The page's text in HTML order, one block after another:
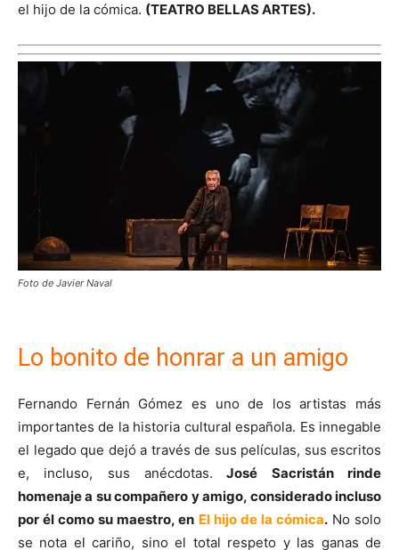
el hijo de la cómica. (TEATRO BELLAS ARTES).
Foto de Javier Naval
Lo bonito de honrar a un amigo
Fernando Fernán Gómez es uno de los artistas más
importantes de la historia cultural española. Es innegable
el legado que dejó a través de sus películas, sus escritos
e, incluso, sus anécdotas. José Sacristán rinde
homenaje a su compañero y amigo, considerado incluso
por él como su maestro, en El hijo de la cómica.No solo
se nota el cariño, sino el total respeto y las ganas de